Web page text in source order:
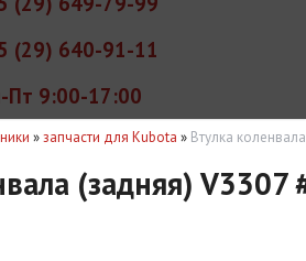
(29) 640-91-11
Пт 9:00-17:00
»запчасти для Kubota » Втулка
(задняя)